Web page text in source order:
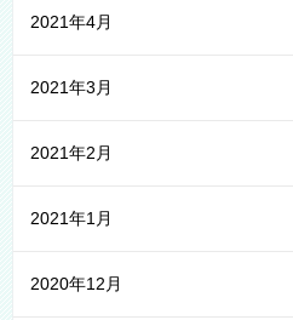
2021年4月
2021年3月
2021年2月
2021年1月
2020年12月